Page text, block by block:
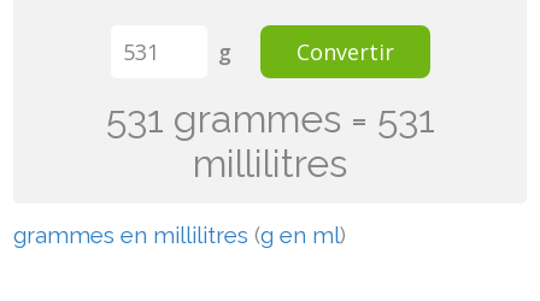
g Convertir
531 grammes = 531
millilitres
grammes en millilitres (g en ml)